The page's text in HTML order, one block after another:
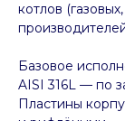
котлов
Базовое
AISI 316L — по
Пластины